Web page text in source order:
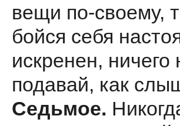
вещи по-своему,
бойся себя
искренен,
подавай, как
Седьмое.